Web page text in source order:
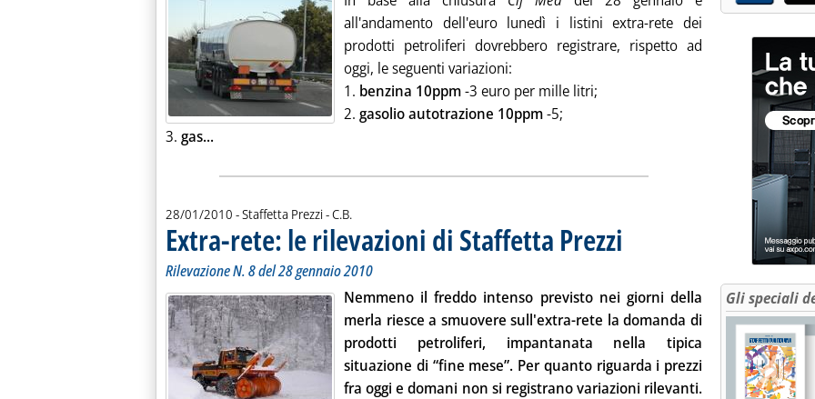
all'andamento dell'euro lunedì i listini extra-rete dei
prodotti petroliferi dovrebbero registrare, rispetto ad
oggi, le seguenti variazioni:
1. benzina 10ppm-3 euro per mille litri;
2. gasolio autotrazione 10ppm-5;
3. gas...Leggi tutta la notizia: 'Listini mercato petrolifero extra-rete, indicazioni per lunedì '
28/01/2010 - Staffetta Prezzi -di:
C.B.
Extra-rete: le rilevazioni di Staffetta Prezzi . Sottotitolo: Rilevazione N. 8 del 28
. Pubblicata giovedì 28 gennaio 2010 alle
Rilevazione N. 8 del 28 gennaio 2010
Nemmeno il freddo intenso previsto nei giorni della
merla riesce a smuovere sull'extra-rete la domanda di
prodotti petroliferi, impantanata nella tipica
situazione di “fine mese”. Per quanto riguarda i prezzi
fra oggi e domani non si registrano variazioni rilevanti.
Gli speciali